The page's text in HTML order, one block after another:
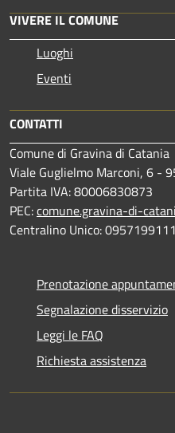
VIVERE IL COMUNE
Luoghi
Eventi
CONTATTI
Comune di Gravina di Catania
Viale Guglielmo Marconi, 6 -
Partita IVA: 80006830873
PEC:comune.gravina-di-
Centralino Unico: 0957199111
Prenotazione
Segnalazione disservizio
Leggi le FAQ
Richiesta assistenza